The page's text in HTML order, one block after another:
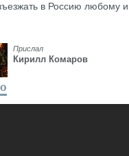
в Россию любому
Прислал
Кирилл Комаров